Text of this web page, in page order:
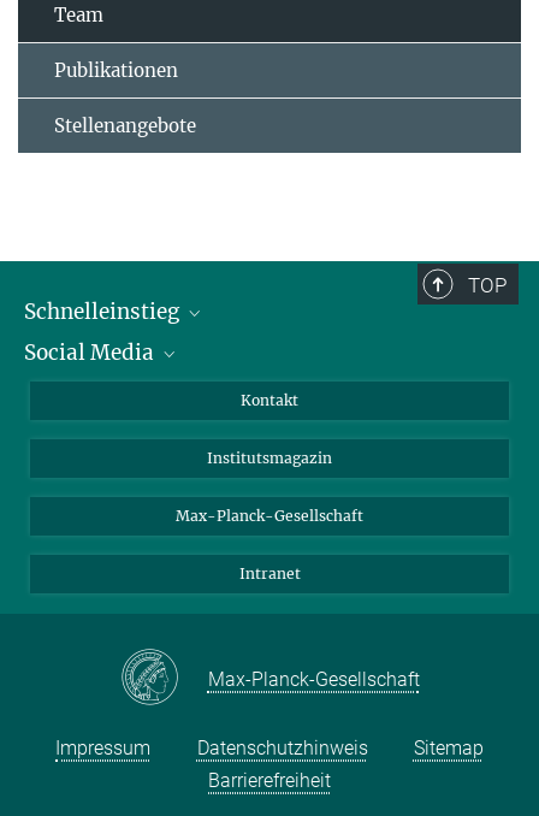
Team
Publikationen
Stellenangebote
TOP
Schnelleinstieg
Alumni
Fördernde
Schulen
Studierende
Social Media
Bluesky
Facebook
YouTube
Kontakt
Institutsmagazin
Max-Planck-Gesellschaft
Intranet
Max-Planck-Gesellschaft
Impressum Datenschutzhinweis
Sitemap
Barrierefreiheit